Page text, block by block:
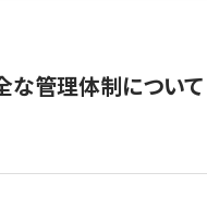
な管理体制について